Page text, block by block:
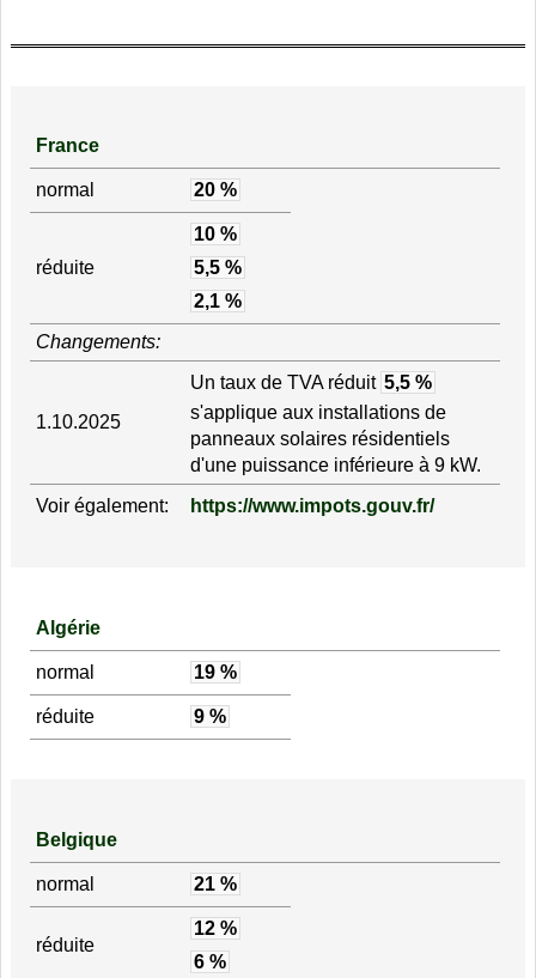
France
normal 20 %
réduite
10 %
5,5 %
2,1 %
Changements:
1.10.2025
Un taux de TVA réduit 5,5 %
s'applique aux installations de
panneaux solaires résidentiels
d'une puissance inférieure à 9 kW.
Voir également:
https://www.impots.gouv.fr/
Algérie
normal 19 %
réduite 9 %
Belgique
normal 21 %
réduite
12 %
6 %